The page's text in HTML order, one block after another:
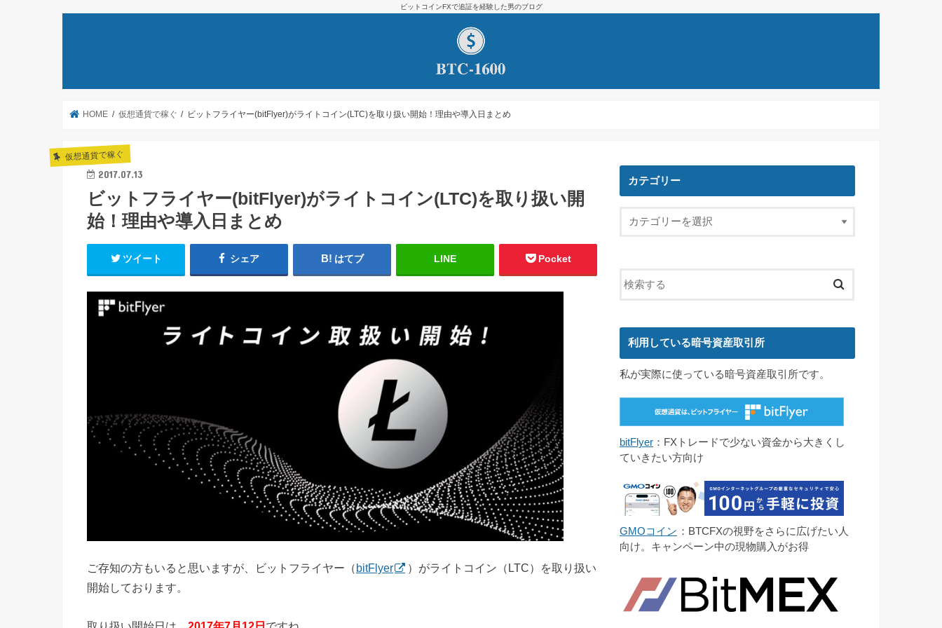
ビットコインFXで追証を経験した男のブログ
HOME 仮想通貨で稼ぐ ビットフライヤー(bitFlyer)がライトコイン(LTC)を取り扱い開始！理由や導入日まとめ
仮想通貨で稼ぐ
2017.07.13
ビットフライヤー(bitFlyer)がライトコイン(LTC)を取り扱い開
始！理由や導入日まとめ
ツイート シェア はてブ LINE Pocket
ご存知の方もいると思いますが、ビットフライヤー（ bitFlyer
）がライトコイン（LTC）を取り扱い
開始しております。
カテゴリー
利用している暗号資産取引所
私が実際に使っている暗号資産取引所です。
bitFlyer ：FXトレードで少ない資金から大きくし
ていきたい方向け
GMOコイン ：BTCFXの視野をさらに広げたい人
向け。キャンペーン中の現物購入がお得